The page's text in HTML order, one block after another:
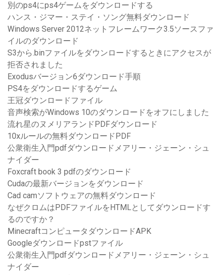
別のps4にps4ゲームをダウンロードする
ハンス・ジマー・ステイ・ソング無料ダウンロード
Windows Server 2012ネットフレームワーク3.5ソースファ
イルのダウンロード
S3から.binファイルをダウンロードするときにアクセスが
拒否されました
Exodusバージョン6ダウンロード手順
PS4をダウンロードするゲーム
王冠ダウンロードファイル
音声検索がWindows 10のダウンロードをオフにしました
流れ星のヌメリアランドPDFダウンロード
10xルールの無料ダウンロードPDF
公衆衛生入門pdfダウンロードメアリー・ジェーン・シュ
ナイダー
Foxcraft book 3 pdfのダウンロード
Cudaの最新バージョンをダウンロード
Cad camソフトウェアの無料ダウンロード
なぜクロムはPDFファイルをHTMLとしてダウンロードす
るのですか？
MinecraftコンピュータダウンロードAPK
Googleダウンロードpstファイル
公衆衛生入門pdfダウンロードメアリー・ジェーン・シュ
ナイダー